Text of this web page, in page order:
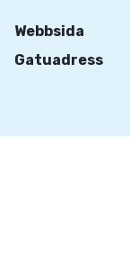
Webbsida
Gatuadress